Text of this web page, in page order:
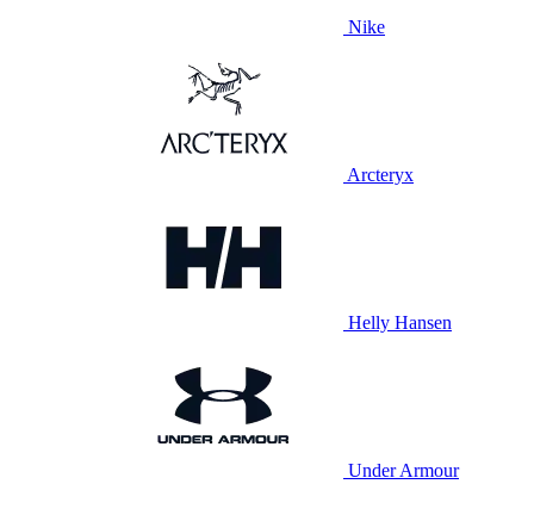
Nike
Arcteryx
Helly Hansen
Under Armour